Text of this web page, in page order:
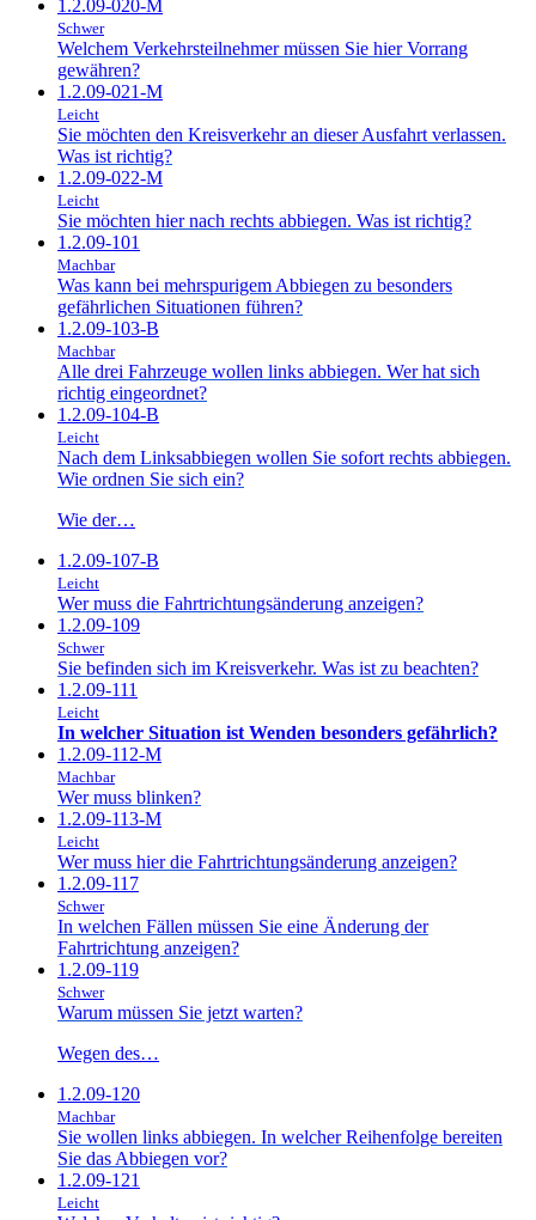
1.2.09-020-M
Schwer
Welchem Verkehrsteilnehmer müssen Sie hier Vorrang
gewähren?
1.2.09-021-M
Leicht
Sie möchten den Kreisverkehr an dieser Ausfahrt verlassen.
Was ist richtig?
1.2.09-022-M
Leicht
Sie möchten hier nach rechts abbiegen. Was ist richtig?
1.2.09-101
Machbar
Was kann bei mehrspurigem Abbiegen zu besonders
gefährlichen Situationen führen?
1.2.09-103-B
Machbar
Alle drei Fahrzeuge wollen links abbiegen. Wer hat sich
richtig eingeordnet?
1.2.09-104-B
Leicht
Nach dem Linksabbiegen wollen Sie sofort rechts abbiegen.
Wie ordnen Sie sich ein?
Wie der…
1.2.09-107-B
Leicht
Wer muss die Fahrtrichtungsänderung anzeigen?
1.2.09-109
Schwer
Sie befinden sich im Kreisverkehr. Was ist zu beachten?
1.2.09-111
Leicht
In welcher Situation ist Wenden besonders gefährlich?
1.2.09-112-M
Machbar
Wer muss blinken?
1.2.09-113-M
Leicht
Wer muss hier die Fahrtrichtungsänderung anzeigen?
1.2.09-117
Schwer
In welchen Fällen müssen Sie eine Änderung der
Fahrtrichtung anzeigen?
1.2.09-119
Schwer
Warum müssen Sie jetzt warten?
Wegen des…
1.2.09-120
Machbar
Sie wollen links abbiegen. In welcher Reihenfolge bereiten
Sie das Abbiegen vor?
1.2.09-121
Leicht